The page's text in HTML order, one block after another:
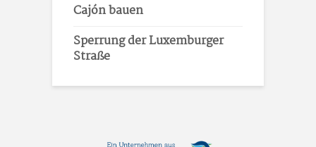
Cajón bauen
Sperrung der Luxemburger
Straße